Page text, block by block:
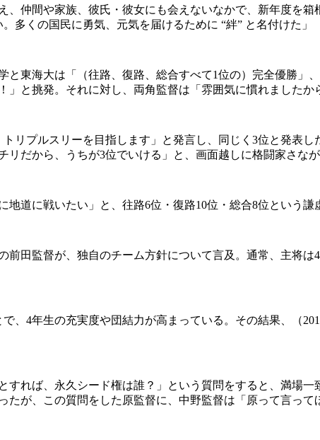
、仲間や家族、彼氏・彼女にも会えないなかで、新年度を
多くの国民に勇気、元気を届けるために “絆” と名付けた」
東海大は「（往路、復路、総合すべて1位の）完全優勝」
と挑発。それに対し、両角監督は「雰囲気に慣れましたか
リプルスリーを目指します」と発言し、同じく3位と発表
だから、うちが3位でいける」と、画面越しに格闘家さな
道に戦いたい」と、往路6位・復路10位・総合8位という謙
田監督が、独自のチーム方針について言及。通常、主将
、4年生の充実度や団結力が高まっている。その結果、（
れば、永久シード権は誰？」という質問をすると、満場
が、この質問をした原監督に、中野監督は「原って言って